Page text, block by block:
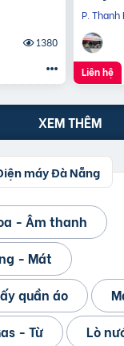
1380
P. Thanh
Liên hệ
XEM THÊM
máy Đà Nẵng
- Âm thanh
- Mát
quần áo
- Từ
Lò